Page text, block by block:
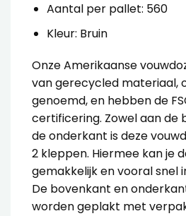
Aantal per pallet: 560
Kleur: Bruin
Onze Amerikaanse
van gerecycled materiaal,
genoemd, en hebben de
certificering. Zowel aan de
de onderkant is deze
2 kleppen. Hiermee kan je
gemakkelijk en vooral snel
De bovenkant en
worden geplakt met